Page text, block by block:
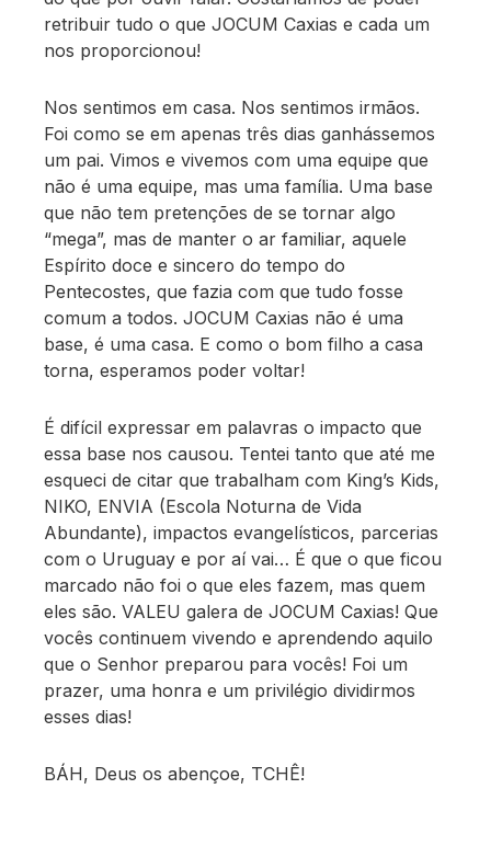
retribuir tudo o que JOCUM Caxias e cada um
nos proporcionou!
Nos sentimos em casa. Nos sentimos irmãos.
Foi como se em apenas três dias ganhássemos
um pai. Vimos e vivemos com uma equipe que
não é uma equipe, mas uma família. Uma base
que não tem pretenções de se tornar algo
“mega”, mas de manter o ar familiar, aquele
Espírito doce e sincero do tempo do
Pentecostes, que fazia com que tudo fosse
comum a todos. JOCUM Caxias não é uma
base, é uma casa. E como o bom filho a casa
torna, esperamos poder voltar!
É difícil expressar em palavras o impacto que
essa base nos causou. Tentei tanto que até me
esqueci de citar que trabalham com King’s Kids,
NIKO, ENVIA (Escola Noturna de Vida
Abundante), impactos evangelísticos, parcerias
com o Uruguay e por aí vai… É que o que ficou
marcado não foi o que eles fazem, mas quem
eles são. VALEU galera de JOCUM Caxias! Que
vocês continuem vivendo e aprendendo aquilo
que o Senhor preparou para vocês! Foi um
prazer, uma honra e um privilégio dividirmos
esses dias!
BÁH, Deus os abençoe, TCHÊ!